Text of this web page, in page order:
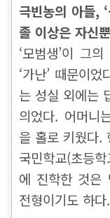
극빈농의 아들,
졸 이상은 자신뿐
‘모범생’이 그
‘가난’ 때문이
는 성실 외에는
의었다. 어머니
을 홀로 키웠다.
국민학교(초등
에 진학한 것은
전형이기도 하다.